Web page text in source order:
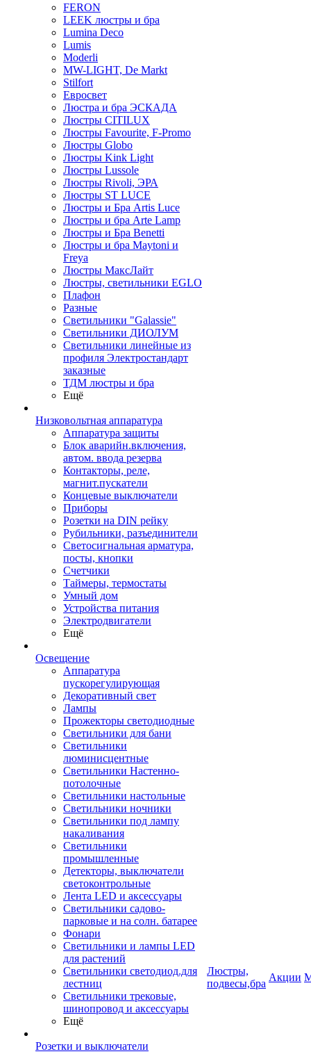
FERON
LEEK люстры и бра
Lumina Deco
Lumis
Moderli
MW-LIGHT, De Markt
Stilfort
Евросвет
Люстра и бра ЭСКАДА
Люстры CITILUX
Люстры Favourite, F-Promo
Люстры Globo
Люстры Kink Light
Люстры Lussole
Люстры Rivoli, ЭРА
Люстры ST LUCE
Люстры и Бра Artis Luce
Люстры и бра Arte Lamp
Люстры и Бра Benetti
Люстры и бра Maytoni и
Freya
Люстры МаксЛайт
Люстры, светильники EGLO
Плафон
Разные
Светильники "Galassie"
Светильники ДИОЛУМ
Светильники линейные из
профиля Электростандарт
заказные
ТДМ люстры и бра
Ещё
Низковольтная аппаратура
Аппаратура защиты
Блок аварийн.включения,
автом. ввода резерва
Контакторы, реле,
магнит.пускатели
Концевые выключатели
Приборы
Розетки на DIN рейку
Рубильники, разъединители
Светосигнальная арматура,
посты, кнопки
Счетчики
Таймеры, термостаты
Умный дом
Устройства питания
Электродвигатели
Ещё
Освещение
Аппаратура
пускорегулирующая
Декоративный свет
Лампы
Прожекторы светодиодные
Светильники для бани
Светильники
люминисцентные
Светильники Настенно-
потолочные
Светильники настольные
Светильники ночники
Светильники под лампу
накаливания
Светильники
промышленные
Детекторы, выключатели
светоконтрольные
Лента LED и аксессуары
Светильники садово-
парковые и на солн. батарее
Фонари
Светильники и лампы LED
для растений
Светильники светодиод.для
лестниц
Светильники трековые,
шинопровод и аксессуары
Ещё
Розетки и выключатели
Люстры,
подвесы,бра
Акции